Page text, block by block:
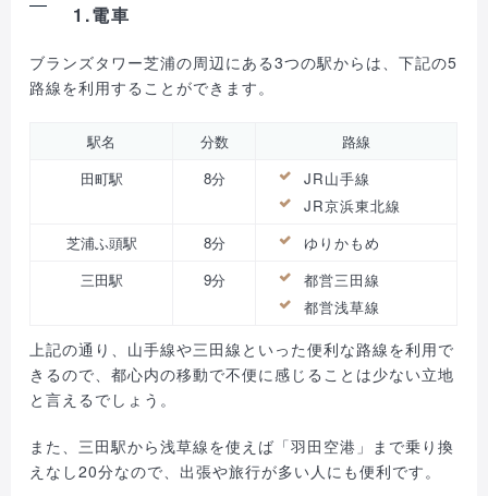
1.電車
ブランズタワー芝浦の周辺にある3つの駅からは、下記の5
路線を利用することができます。
駅名 分数
路線
田町駅
8分
JR山手線
JR京浜東北線
芝浦ふ頭駅
8分
ゆりかもめ
三田駅
9分
都営三田線
都営浅草線
上記の通り、山手線や三田線といった便利な路線を利用で
きるので、都心内の移動で不便に感じることは少ない立地
と言えるでしょう。
また、三田駅から浅草線を使えば「羽田空港」まで乗り換
えなし20分なので、出張や旅行が多い人にも便利です。